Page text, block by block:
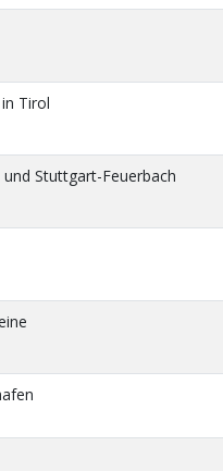
Tirol
und Stuttgart-Feuerbach